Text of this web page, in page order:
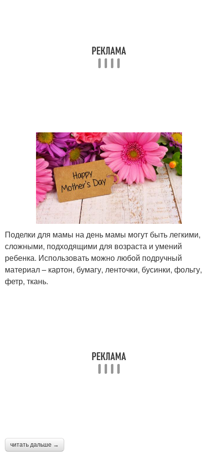
Поделки для мамы на день мамы могут быть легкими,
сложными, подходящими для возраста и умений
ребенка. Использовать можно любой подручный
материал – картон, бумагу, ленточки, бусинки, фольгу,
фетр, ткань.
читать дальше →